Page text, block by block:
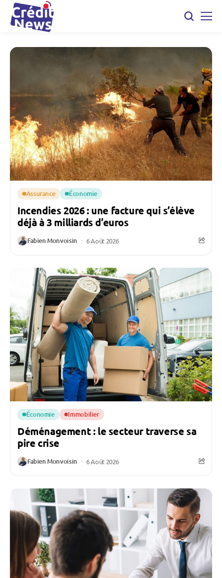
Assurance Économie
Incendies 2026 : une facture qui s’élève
déjà à 3 milliards d’euros
Fabien Monvoisin 6 Août 2026
Économie Immobilier
Déménagement : le secteur traverse sa
pire crise
Fabien Monvoisin 6 Août 2026